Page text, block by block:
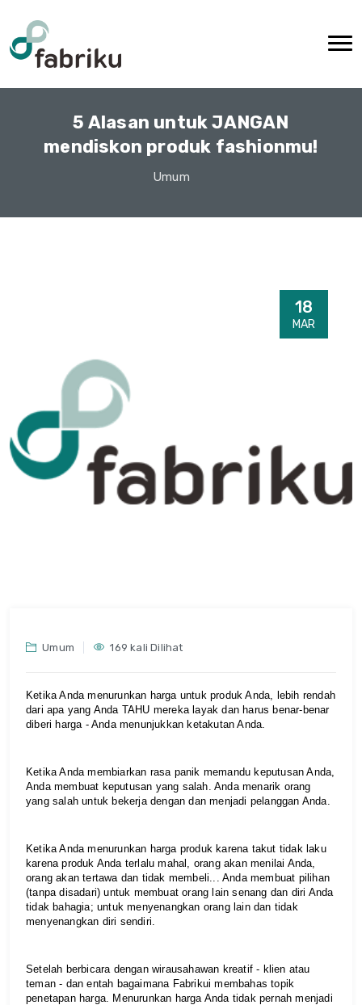
5 Alasan untuk JANGAN
mendiskon produk fashionmu!
Umum
18
MAR
Umum 169 kali Dilihat
Ketika Anda menurunkan harga untuk produk Anda, lebih rendah
dari apa yang Anda TAHU mereka layak dan harus benar-benar
diberi harga - Anda menunjukkan ketakutan Anda.
Ketika Anda membiarkan rasa panik memandu keputusan Anda,
Anda membuat keputusan yang salah. Anda menarik orang
yang salah untuk bekerja dengan dan menjadi pelanggan Anda.
Ketika Anda menurunkan harga produk karena takut tidak laku
karena produk Anda terlalu mahal, orang akan menilai Anda,
orang akan tertawa dan tidak membeli... Anda membuat pilihan
(tanpa disadari) untuk membuat orang lain senang dan diri Anda
tidak bahagia; untuk menyenangkan orang lain dan tidak
menyenangkan diri sendiri.
Setelah berbicara dengan wirausahawan kreatif - klien atau
teman - dan entah bagaimana Fabrikui membahas topik
penetapan harga. Menurunkan harga Anda tidak pernah menjadi